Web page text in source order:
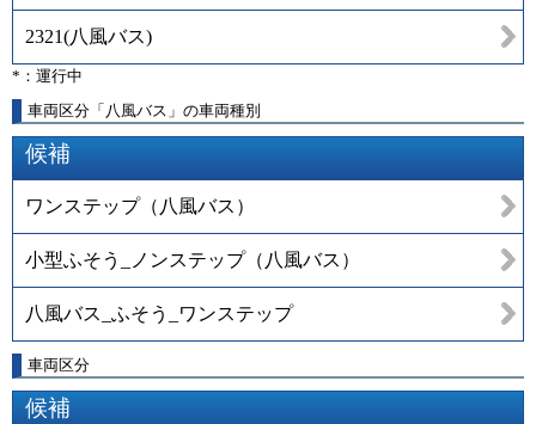
2321(八風バス)
*：運行中
車両区分「八風バス」の車両種別
候補
ワンステップ（八風バス）
小型ふそう_ノンステップ（八風バス）
八風バス_ふそう_ワンステップ
車両区分
候補